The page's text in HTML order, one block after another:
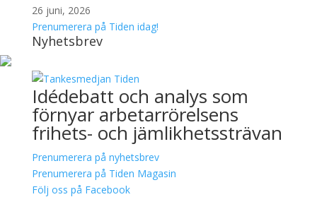
26 juni, 2026
Prenumerera på Tiden idag!
Nyhetsbrev
Idédebatt och analys som
förnyar arbetarrörelsens
frihets- och jämlikhetssträvan
Prenumerera på nyhetsbrev
Prenumerera på Tiden Magasin
Följ oss på Facebook